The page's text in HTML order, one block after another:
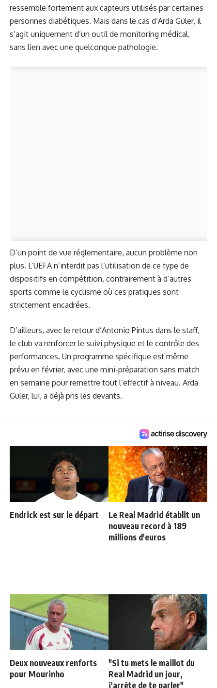
ressemble fortement aux capteurs utilisés par certaines
personnes diabétiques. Mais dans le cas d’Arda Güler, il
s’agit uniquement d’un outil de monitoring médical,
sans lien avec une quelconque pathologie.
D’un point de vue réglementaire, aucun problème non
plus. L’UEFA n’interdit pas l’utilisation de ce type de
dispositifs en compétition, contrairement à d’autres
sports comme le cyclisme où ces pratiques sont
strictement encadrées.
D’ailleurs, avec le retour d’Antonio Pintus dans le staff,
le club va renforcer le suivi physique et le contrôle des
performances. Un programme spécifique est même
prévu en février, avec une mini-préparation sans match
en semaine pour remettre tout l’effectif à niveau. Arda
Güler, lui, a déjà pris les devants.
Endrick est sur le départ
Le Real Madrid établit un
nouveau record à 189
millions d'euros
Deux nouveaux renforts
pour Mourinho
"Si tu mets le maillot du
Real Madrid un jour,
j'arrête de te parler"